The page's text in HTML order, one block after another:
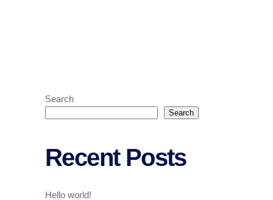
Search
Search
Recent Posts
Hello world!